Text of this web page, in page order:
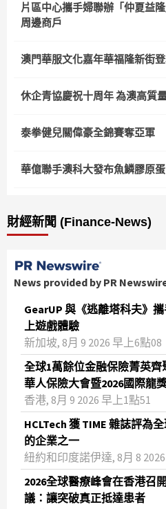
片區中心攜手婦聯辦「仲夏益
周邊商戶
澳門華服文化嘉年華福隆新街
休企青協慶祝十周年 為澳高質
泰拳健兒關偉豪全錦賽奪亞軍
華億聯手澳科大發布魚鱗膠原
財經新聞 (Finance-News)
News provided by PR
GearUP 與《逃離塔科夫》
上遊戲體驗
新加坡, 8月 9 2026 早上6點08
全球1萬餘位金融保險菁英
華人保險大會暨2026國際龍
香港, 8月 9 2026 早上1點51
HCLTech 獲 TIME 雜誌評為
的企業之一
紐約和印度諾伊達, 8月 8
2026全球醫療峰會在香港召
議：讓突破真正抵達患者